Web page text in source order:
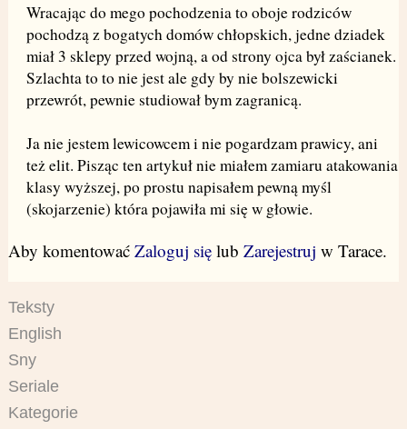
Wracając do mego pochodzenia to oboje rodziców
pochodzą z bogatych domów chłopskich, jedne dziadek
miał 3 sklepy przed wojną, a od strony ojca był zaścianek.
Szlachta to to nie jest ale gdy by nie bolszewicki
przewrót, pewnie studiował bym zagranicą.
Ja nie jestem lewicowcem i nie pogardzam prawicy, ani
też elit. Pisząc ten artykuł nie miałem zamiaru atakowania
klasy wyższej, po prostu napisałem pewną myśl
(skojarzenie) która pojawiła mi się w głowie.
Aby komentować Zaloguj sięlub Zarejestruj w Tarace.
Teksty
English
Sny
Seriale
Kategorie